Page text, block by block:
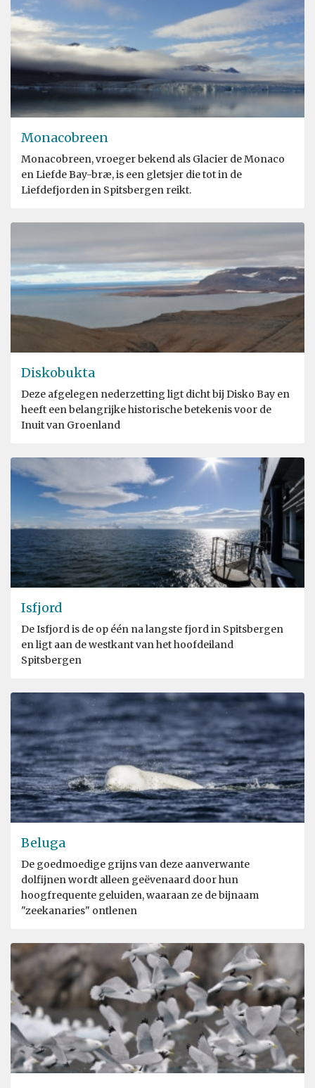
Monacobreen
Monacobreen, vroeger bekend als Glacier de Monaco
en Liefde Bay-bræ, is een gletsjer die tot in de
Liefdefjorden in Spitsbergen reikt.
Diskobukta
Deze afgelegen nederzetting ligt dicht bij Disko Bay en
heeft een belangrijke historische betekenis voor de
Inuit van Groenland
Isfjord
De Isfjord is de op één na langste fjord in Spitsbergen
en ligt aan de westkant van het hoofdeiland
Spitsbergen
Beluga
De goedmoedige grijns van deze aanverwante
dolfijnen wordt alleen geëvenaard door hun
hoogfrequente geluiden, waaraan ze de bijnaam
"zeekanaries" ontlenen